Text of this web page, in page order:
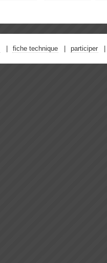
fiche technique participer